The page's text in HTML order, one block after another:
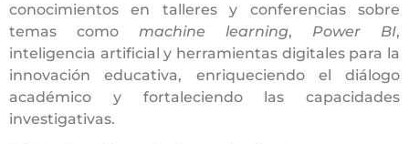
conocimientos en talleres y conferencias sobre
temas como machine learning, Power BI,
inteligencia artificial y herramientas digitales para la
innovación educativa, enriqueciendo el diálogo
académico y fortaleciendo las capacidades
investigativas.